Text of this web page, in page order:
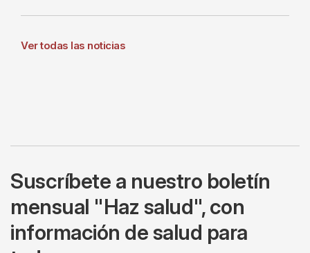
Ver todas las noticias
Suscríbete a nuestro boletín
mensual "Haz salud", con
información de salud para